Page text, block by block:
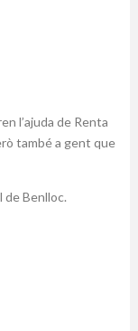
l’ajuda de Renta
també a gent que
de Benlloc.